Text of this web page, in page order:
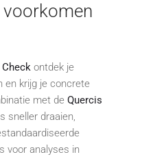
voorkomen
ontdek je
en krijg je concrete
met de Quercis
sneller draaien,
voor analyses in